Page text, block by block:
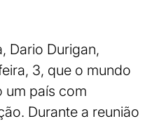
Dario Durigan,
3, que o mundo
um país com
Durante a reunião